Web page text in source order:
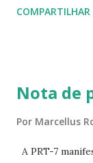
PEIXOTO 1307
☆CINE VIP
COMPARTILHAR
Nota de
Por Marcellus
A PRT-7